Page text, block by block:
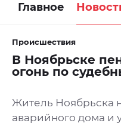
Главное
Происшествия
В Ноябрьске
огонь по
Житель Ноябрьска
аварийного дома и